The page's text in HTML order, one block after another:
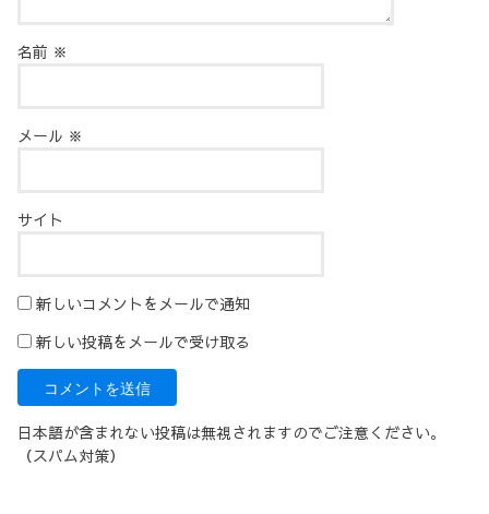
名前 ※
メール ※
サイト
新しいコメントをメールで通知
新しい投稿をメールで受け取る
日本語が含まれない投稿は無視されますのでご注意ください。
（スパム対策）